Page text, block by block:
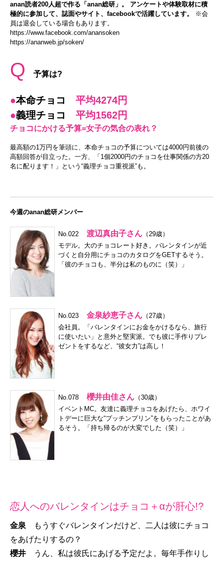
anan読者200人超で作る「anan総研」。 アンケートや体験取材に積
極的に参加して、誌面やサイト、facebookで活躍しています。
※会
員は退会している場合もあります。
https://www.facebook.com/anansoken
https://ananweb.jp/soken/
Q 予算は?
●本命チョコ 平均4274円
●義理チョコ 平均1562円
チョコにかける予算=女子の気合の表れ？
最高額の1万円を筆頭に、本命チョコの予算については4000円前後の
高額回答が目立った。一方、「1個2000円のチョコを仕事関係の方20
名に配ります！」という“義理チョコ重視派”も。
今週のanan総研メンバー
No.022 渡辺真由子さん （29歳）
モデル。大のチョコレート好き。バレンタインが近
づくと自分用にチョコのカタログをGETするそう。
「彼のチョコも、半分は私のものに（笑）」
No.023 金泉紗恵子さん （27歳）
会社員。「バレンタインにお金をかけるなら、旅行
に使いたい」と意外と堅実派。でも彼に手作りプレ
ゼントをするなど、“彼女力”は高し！
No.078 櫻井由佳さん （30歳）
イベントMC。友達に義理チョコをあげたら、ホワイ
トデーに巨大な“プッチンプリン”をもらったことがあ
るそう。「持ち帰るのが大変でした（笑）」
恋人へのバレンタインはチョコ＋αが肝心!?
金泉 もうすぐバレンタインだけど、二人は彼にチョコ
をあげたりするの？
櫻井 うん、私は彼氏にあげる予定だよ。毎年手作りし